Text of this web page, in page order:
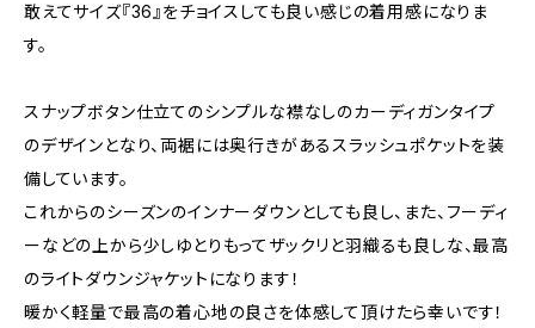
敢えてサイズ『36』をチョイスしても良い感じの着用感になりま
す。
スナップボタン仕立てのシンプルな襟なしのカーディガンタイプ
のデザインとなり、両裾には奥行きがあるスラッシュポケットを装
備しています。
これからのシーズンのインナーダウンとしても良し、また、フーディ
ーなどの上から少しゆとりもってザックリと羽織るも良しな、最高
のライトダウンジャケットになります！
暖かく軽量で最高の着心地の良さを体感して頂けたら幸いです！